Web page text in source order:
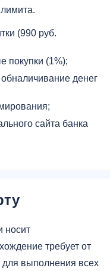
(990 руб.
покупки (1%);
денег
сайта банка
носит
требует от
для выполнения всех